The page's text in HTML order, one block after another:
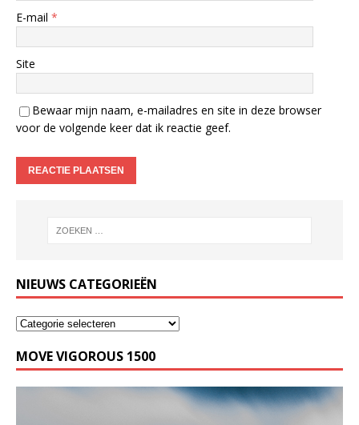
E-mail *
Site
Bewaar mijn naam, e-mailadres en site in deze browser
voor de volgende keer dat ik reactie geef.
NIEUWS CATEGORIEËN
MOVE VIGOROUS 1500